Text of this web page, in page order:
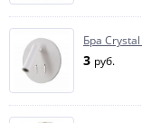
Бра Crystal
3 руб.